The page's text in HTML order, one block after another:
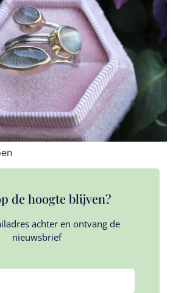
de hoogte blijven?
achter en ontvang de
nieuwsbrief